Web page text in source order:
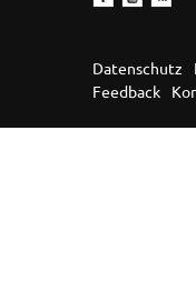
Datenschutz
Feedback